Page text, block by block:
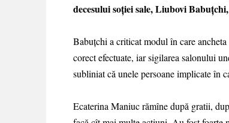
decesului soției sale, Liubovi
Babuțchi a criticat modul în care
corect efectuate, iar sigilarea salonului
subliniat că unele persoane implicate în
Ecaterina Maniuc rămîne după gratii,